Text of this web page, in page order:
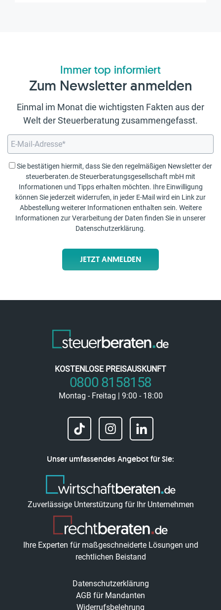
Immer top informiert
Zum Newsletter anmelden
Einmal im Monat die wichtigsten Fakten aus der
Welt der Steuerberatung zusammengefasst.
Sie bestätigen hiermit, dass Sie den regelmäßigen Newsletter der
steuerberaten.de Steuerberatungsgesellschaft mbH mit
Informationen und Tipps erhalten möchten. Ihre Einwilligung
können Sie jederzeit widerrufen, in jeder E-Mail wird ein Link zur
Abbestellung weiterer Informationen enthalten sein. Weitere
Informationen zur Verarbeitung der Daten finden Sie in unserer
Datenschutzerklärung.
JETZT ANMELDEN
KOSTENLOSE PREISAUSKUNFT
0800 8158158
Montag - Freitag | 9:00 - 18:00
Unser umfassendes Angebot für Sie:
Zuverlässige Unterstützung für Ihr Unternehmen
Ihre Experten für maßgeschneiderte Lösungen und
rechtlichen Beistand
Datenschutzerklärung
AGB für Mandanten
Widerrufsbelehrung